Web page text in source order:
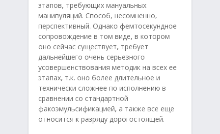
этапов, требующих мануальных
манипуляций. Способ, несомненно,
перспективный. Однако фемтосекундное
сопровождение в том виде, в котором
оно сейчас существует, требует
дальнейшего очень серьезного
усовершенствования методик на всех ее
этапах, т.к. оно более длительное и
технически сложнее по исполнению в
сравнении со стандартной
факоэмульсификацией, а также все еще
относится к разряду дорогостоящей.